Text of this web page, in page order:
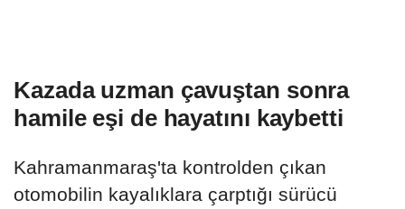
Kazada uzman çavuştan sonra
hamile eşi de hayatını kaybetti
Kahramanmaraş'ta kontrolden çıkan
otomobilin kayalıklara çarptığı sürücü